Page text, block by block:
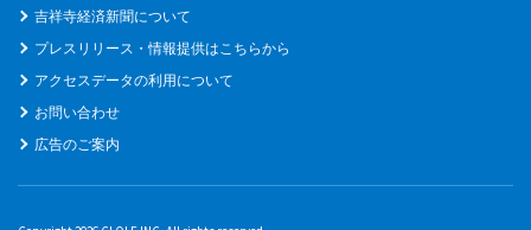
吉祥寺経済新聞について
プレスリリース・情報提供はこちらから
アクセスデータの利用について
お問い合わせ
広告のご案内